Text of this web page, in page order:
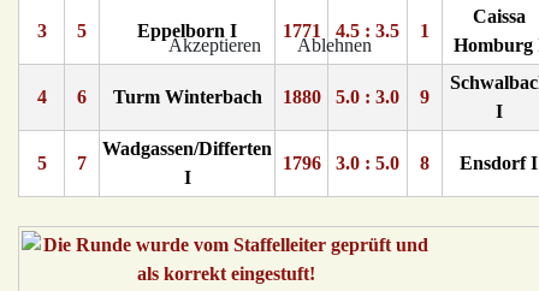
3 5 Eppelborn I 1771 4.5 : 3.5 1
Caissa
Homburg
4 6 Turm Winterbach 1880 5.0 : 3.0 9
I
5 7
Wadgassen/Differten
I
1796 3.0 : 5.0 8 Ensdorf I
Akzeptieren Ablehnen